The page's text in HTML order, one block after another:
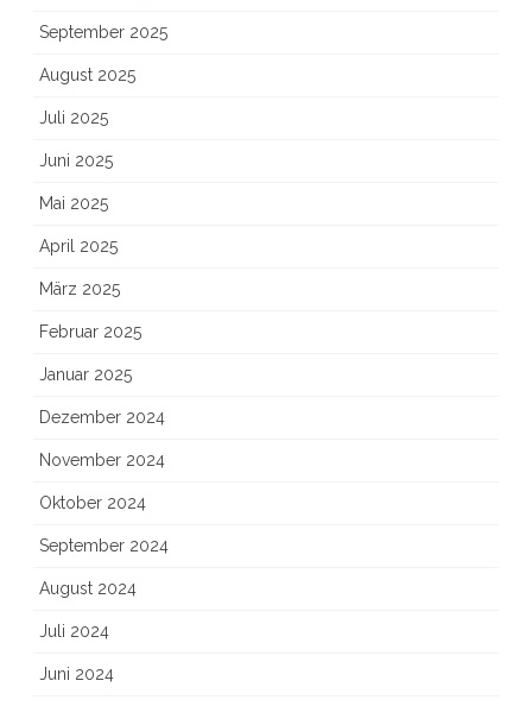
September 2025
August 2025
Juli 2025
Juni 2025
Mai 2025
April 2025
März 2025
Februar 2025
Januar 2025
Dezember 2024
November 2024
Oktober 2024
September 2024
August 2024
Juli 2024
Juni 2024